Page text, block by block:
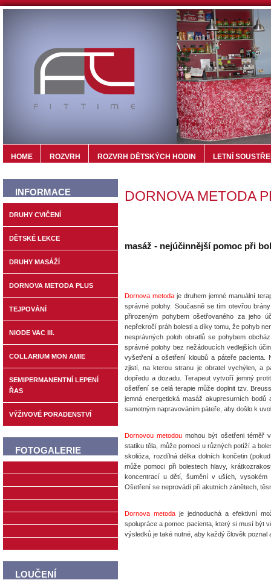
HOME ROZVRH ROZVRH DĚTSKÝCH HODIN LETNÍ
INFORMACE
DRUHY CVIČENÍ
DĚTSKÉ LEKCE
DRUHY MASÁŽÍ
DORNOVA METODA PLUS
TEJPOVÁNÍ
NIODE VAC III.
COLLARIUM MON AMIE
SEMIPERMANENTNÍ LEPENÍ
ŘAS
VÝŽIVOVÉ PORADENSTVÍ
FOTOGALERIE
LOUČENÍ
DORNOVA METODA
masáž - nejúčinnější pomoc při
Dornova metoda je druhem jemné manuální
správné polohy. Současně se tím otevřou
přirozeným pohybem ošetřovaného za jeho
nepřekročí práh bolesti a díky tomu, že pohyb
nesprávných poloh obratlů se pohybem
správné polohy bez nežádoucích vedlejších
vyšetření a ošetření kloubů a páteře pacienta.
zjistí, na kterou stranu je obratel vychýlen, a
dopředu a dozadu. Terapeut vytvoří jemný
ošetření se celá terapie může doplnit tzv.
jemná energetická masáž akupresurních
samotným napravováním páteře, aby došlo k
Dornovou metodou mohou být ošetřeni téměř
statiku těla, může pomoci u různých potíží a
skolióza, rozdílná délka dolních končetin
může pomoci při bolestech hlavy,
koncentrací u dětí, šumění v uších,
Ošetření se neprovádí při akutních zánětech,
Dornova metoda je jednoduchá a efektivní
spolupráce a pomoc pacienta, který si musí být
výsledků je také nutné, aby každý člověk